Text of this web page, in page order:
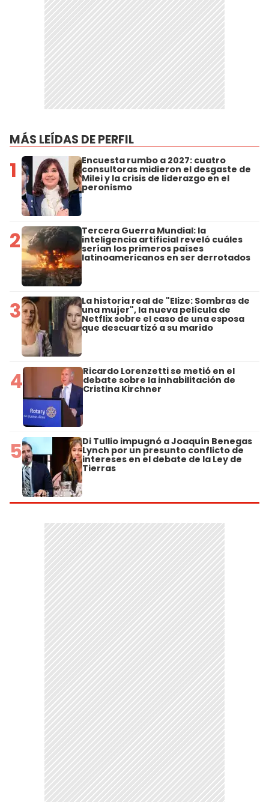
MÁS LEÍDAS DE PERFIL
1 Encuesta rumbo a 2027: cuatro
consultoras midieron el desgaste de
Milei y la crisis de liderazgo en el
peronismo
2 Tercera Guerra Mundial: la
inteligencia artificial reveló cuáles
serían los primeros países
latinoamericanos en ser derrotados
3 La historia real de "Elize: Sombras de
una mujer", la nueva película de
Netflix sobre el caso de una esposa
que descuartizó a su marido
4 Ricardo Lorenzetti se metió en el
debate sobre la inhabilitación de
Cristina Kirchner
5 Di Tullio impugnó a Joaquín Benegas
Lynch por un presunto conflicto de
intereses en el debate de la Ley de
Tierras